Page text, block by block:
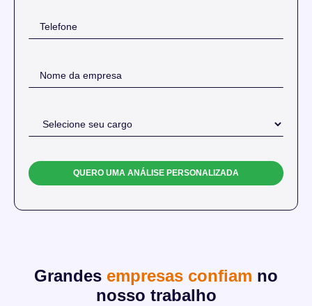
Grandes empresas confiam no
nosso trabalho